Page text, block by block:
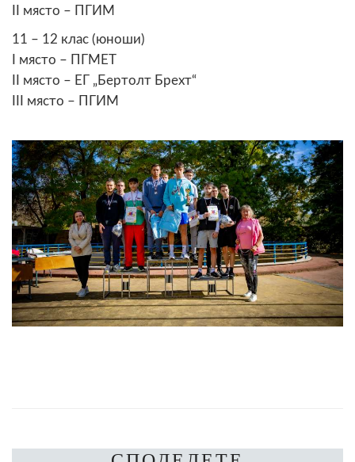
II място – ПГИМ
11 – 12 клас (юноши)
I място – ПГМЕТ
II място – ЕГ „Бертолт Брехт“
III място – ПГИМ